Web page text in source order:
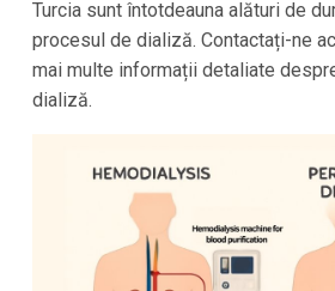
Turciasunt întotdeauna alături de
procesul de dializă. Contactați-ne
mai multe informații detaliate
dializă.